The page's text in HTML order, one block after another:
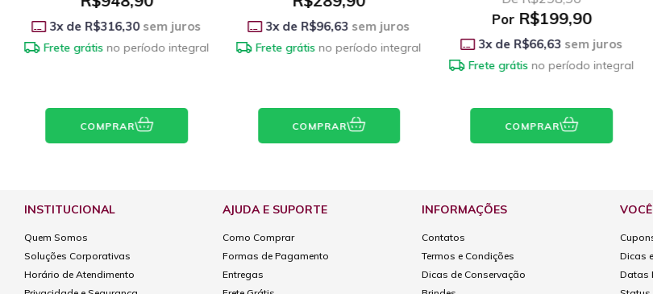
3x de R$316,30sem juros
Frete grátis no período integral
COMPRAR
3x de R$96,63 sem juros
Frete grátis no período integral
COMPRAR
PorR$199,90
3x de R$66,63 sem juros
Frete grátis no período integral
COMPRAR
INSTITUCIONAL
Quem Somos
Soluções Corporativas
Horário de Atendimento
AJUDA E SUPORTE
Como Comprar
Formas de Pagamento
Entregas
INFORMAÇÕES
Contatos
Termos e Condições
Dicas de Conservação
Dicas
Datas